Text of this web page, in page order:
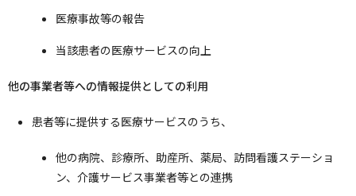
医療事故等の報告
当該患者の医療サービスの向上
他の事業者等への情報提供としての利用
患者等に提供する医療サービスのうち、
他の病院、診療所、助産所、薬局、訪問看護ステーショ
ン、介護サービス事業者等との連携